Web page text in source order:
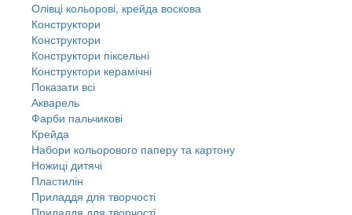
Олівці кольорові, крейда воскова
Конструктори
Конструктори
Конструктори піксельні
Конструктори керамічні
Показати всі
Акварель
Фарби пальчикові
Крейда
Набори кольорового паперу та картону
Ножиці дитячі
Пластилін
Приладдя для творчості